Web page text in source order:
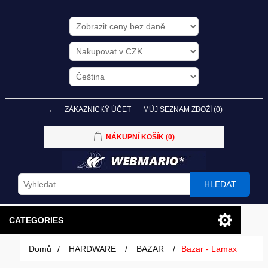
→ ZÁKAZNICKÝ ÚČET MŮJ SEZNAM ZBOŽÍ (0)
NÁKUPNÍ KOŠÍK (0)
HLEDAT
CATEGORIES
PC SESTAVY
Domů / HARDWARE / BAZAR / Bazar - Lamax